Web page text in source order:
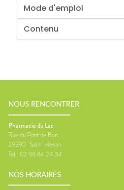
Mode d'emploi
Contenu
NOUS RENCONTRER
Pharmacie du Lac
Rue du Pont de Bois
29290 Saint-Renan
Tel : 02 98 84 24 34
NOS HORAIRES